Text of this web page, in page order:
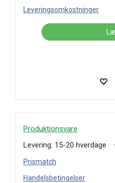
Leveringsomkostninger
Produktionsvare
Levering: 15-20 hverdage
Prismatch
Handelsbetingelser